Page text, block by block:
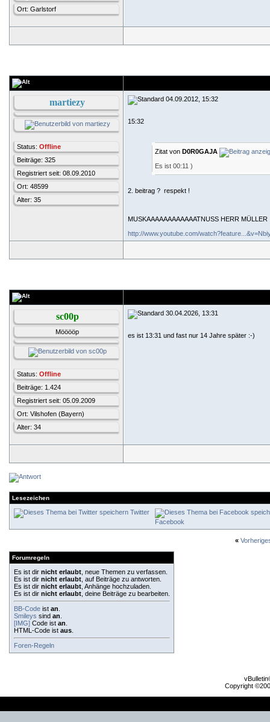
Ort: Garlstorf
martiezy
Status: Offline
Beiträge: 325
Registriert seit: 08.09.2010
Ort: 48599
Alter: 35
04.09.2012, 15:32
15:32
Zitat von D0R0GAJA
Es ist 00:11 )
2. beitrag ? respekt !
MUSKAAAAAAAAAAAATNUSS HERR MÜLLER
http://www.youtube.com/
sc00p
Mööööp
Status: Offline
Beiträge: 1.424
Registriert seit: 05.09.2009
Ort: Vilshofen (Bayern)
Alter: 34
30.04.2026, 13:31
es ist 13:31 und fast nur 14 Jahre später :-)
Lesezeichen
Twitter
Facebook
«
Forumregeln
Es ist dir nicht erlaubt , neue Themen zu verfassen.
Es ist dir nicht erlaubt , auf Beiträge zu antworten.
Es ist dir nicht erlaubt , Anhänge hochzuladen.
Es ist dir nicht erlaubt , deine Beiträge zu bearbeiten.
BB-Code ist an
Smileys sind an
[IMG] Code ist an
HTML-Code ist aus
Foren-Regeln
Copyright